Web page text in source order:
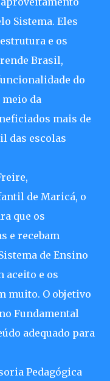
Sistema. Eles
e os
Brasil,
do
meio da
mais de
das escolas
de Maricá, o
que os
e recebam
de Ensino
aceito e os
muito. O objetivo
Fundamental
adequado para
Pedagógica